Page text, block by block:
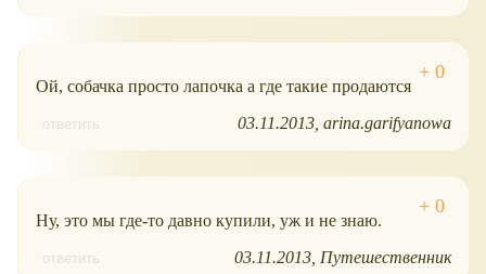
Ой, собачка просто лапочка а где такие продаются
ответить 03.11.2013 arina.garifyanowa
Ну, это мы где-то давно купили, уж и не знаю.
ответить 03.11.2013 Путешественник